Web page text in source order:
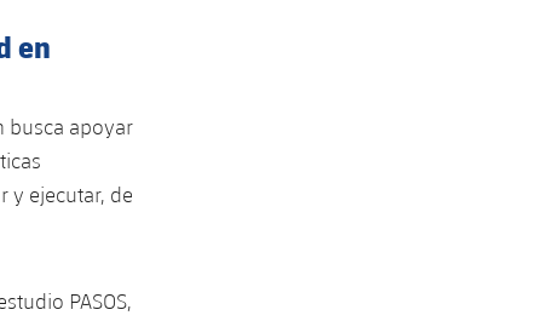
en
busca apoyar
y ejecutar, de
PASOS,